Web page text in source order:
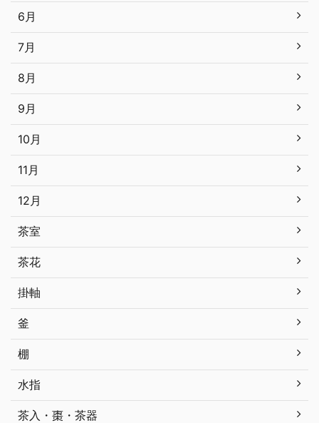
6月
7月
8月
9月
10月
11月
12月
茶室
茶花
掛軸
釜
棚
水指
茶入・棗・茶器